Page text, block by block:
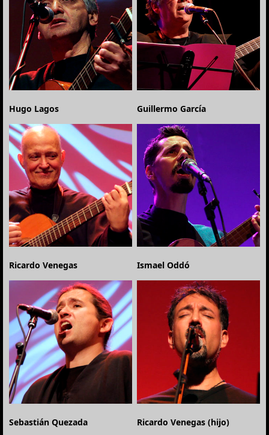
Hugo Lagos Guillermo García
Ricardo Venegas Ismael Oddó
Sebastián Quezada Ricardo Venegas (hijo)